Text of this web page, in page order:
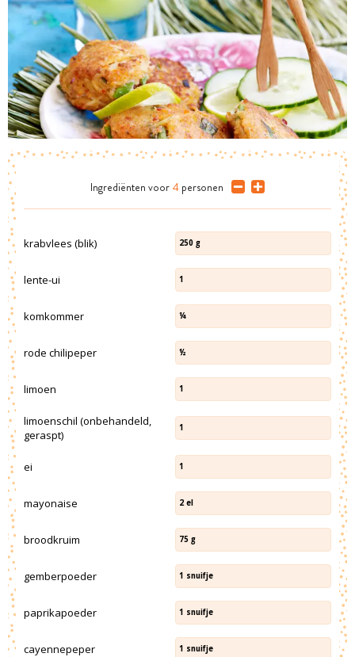
Ingrediënten voor 4 personen
krabvlees (blik) 250 g
lente-ui 1
komkommer ¼
rode chilipeper ½
limoen 1
limoenschil (onbehandeld,
geraspt)
1
ei 1
mayonaise 2 el
broodkruim 75 g
gemberpoeder 1 snuifje
paprikapoeder 1 snuifje
cayennepeper 1 snuifje